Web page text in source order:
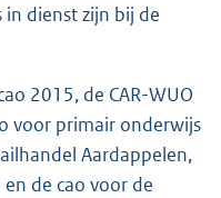
dienst zijn bij de
2015, de CAR-WUO
voor primair onderwijs
Aardappelen,
de cao voor de